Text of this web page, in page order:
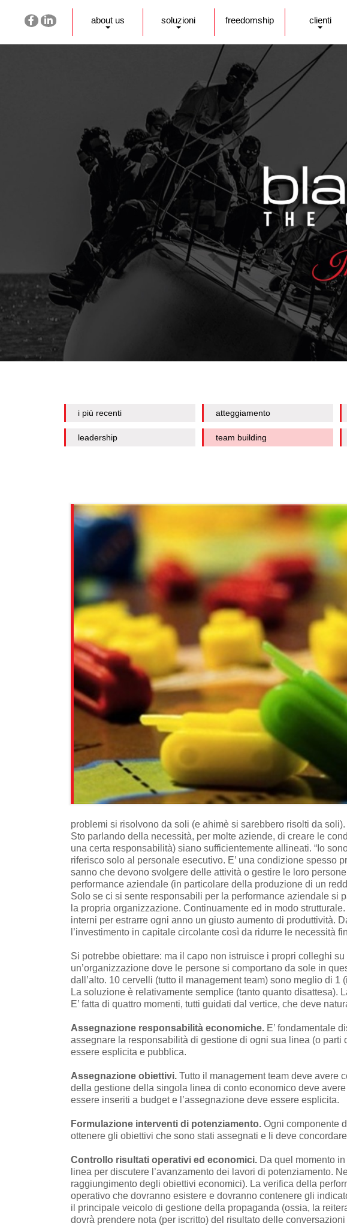
about us soluzioni freedomship clienti
i più recenti atteggiamento
leadership team building
problemi si risolvono da soli (e ahimè si sarebbero risolti da soli).
Sto parlando della necessità, per molte aziende, di creare le
una certa responsabilità) siano sufficientemente allineati. “Io
riferisco solo al personale esecutivo. E’ una condizione spesso
sanno che devono svolgere delle attività o gestire le loro
performance aziendale (in particolare della produzione di un
Solo se ci si sente responsabili per la performance aziendale si
la propria organizzazione. Continuamente ed in modo
interni per estrarre ogni anno un giusto aumento di produttività.
l’investimento in capitale circolante così da ridurre le necessità
Si potrebbe obiettare: ma il capo non istruisce i propri colleghi
un’organizzazione dove le persone si comportano da sole in
dall’alto. 10 cervelli (tutto il management team) sono meglio di 1
La soluzione è relativamente semplice (tanto quanto
E’ fatta di quattro momenti, tutti guidati dal vertice, che deve
Assegnazione responsabilità economiche. E’ fondamentale
assegnare la responsabilità di gestione di ogni sua linea (o parti
essere esplicita e pubblica.
Assegnazione obiettivi. Tutto il management team deve avere
della gestione della singola linea di conto economico deve
essere inseriti a budget e l’assegnazione deve essere esplicita.
Formulazione interventi di potenziamento. Ogni componente
ottenere gli obiettivi che sono stati assegnati e li deve
Controllo risultati operativi ed economici. Da quel momento
linea per discutere l’avanzamento dei lavori di potenziamento.
raggiungimento degli obiettivi economici). La verifica della
operativo che dovranno esistere e dovranno contenere gli
il principale veicolo di gestione della propaganda (ossia, la
dovrà prendere nota (per iscritto) del risultato delle